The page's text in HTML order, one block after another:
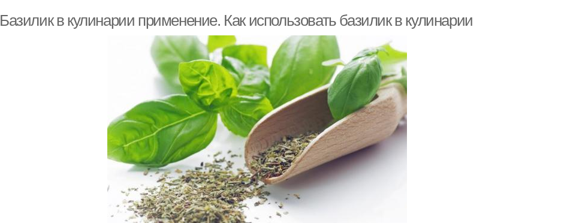
Базилик в кулинарии применение. Как использовать базилик в кулинарии